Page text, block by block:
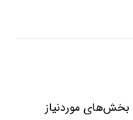
بخش‌های موردنیاز